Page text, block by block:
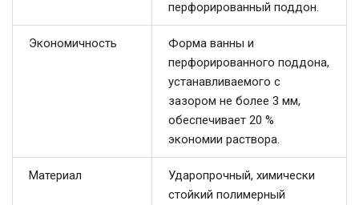
перфорированный поддон.
Экономичность
Форма ванны и
перфорированного поддона,
устанавливаемого с
зазором не более 3 мм,
обеспечивает 20 %
экономии раствора.
Материал
Ударопрочный, химически
стойкий полимерный